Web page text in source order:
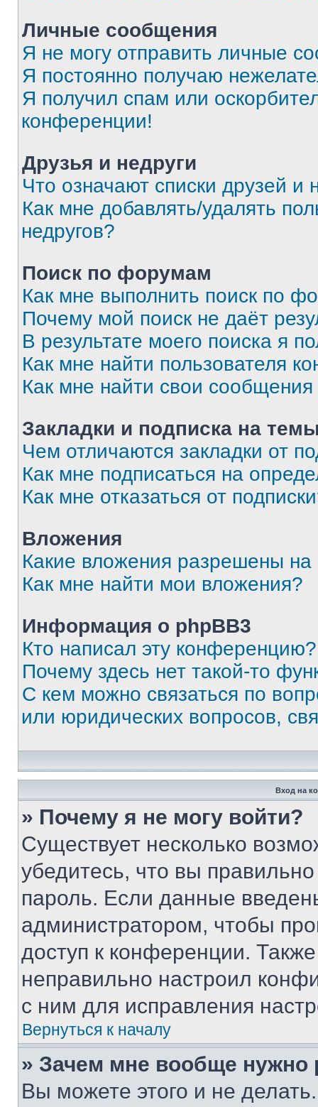
Личные сообщения
Я не могу отправить личные
Я постоянно получаю
Я получил спам или
конференции!
Друзья и недруги
Что означают списки друзей и
Как мне добавлять/удалять
недругов?
Поиск по форумам
Как мне выполнить поиск по
Почему мой поиск не даёт
В результате моего поиска я
Как мне найти пользователя
Как мне найти свои
Закладки и подписка на
Чем отличаются закладки от
Как мне подписаться на
Как мне отказаться от
Вложения
Какие вложения разрешены
Как мне найти мои вложения?
Информация о phpBB3
Кто написал эту конференцию?
Почему здесь нет такой-то
С кем можно связаться по
или юридических вопросов,
Вход на
» Почему я не могу войти?
Существует несколько
убедитесь, что вы
пароль. Если данные
администратором, чтобы
доступ к конференции.
неправильно настроил
с ним для исправления
Вернуться к началу
» Зачем мне вообще нужно
Вы можете этого и не